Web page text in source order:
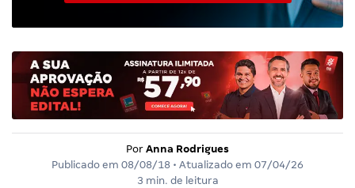
Por Anna Rodrigues
Publicado em 08/08/18 • Atualizado em 07/04/26
3 min. de leitura